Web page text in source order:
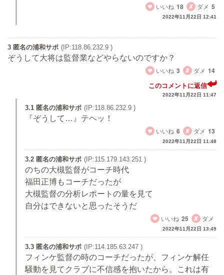
いいね 18 ダメ 5
2022年11月22日 12:41
3 匿名の浦和サポ (IP:118.86.232.9 )
ぞうして大将は監督業などやらないのですか？
いいね 3 ダメ 14
このコメントに返信
2022年11月22日 11:47
3.1 匿名の浦和サポ (IP:118.86.232.9 )
『ぞうして…』テヘッ！
いいね 6 ダメ 13
2022年11月22日 11:48
3.2 匿名の浦和サポ (IP:115.179.143.251 )
のちの大槻監督がコーチ時代
福田正博もコーチだったが
大槻監督の分析レポートの量を見て
自分はできないと思ったそうだ
いいね 25 ダメ
2022年11月22日 13:49
3.3 匿名の浦和サポ (IP:114.185.63.247 )
フィンケ監督の時のコーチだったが、フィンケ解任
騒動を見てクラブに不信感を抱いたから。これは有